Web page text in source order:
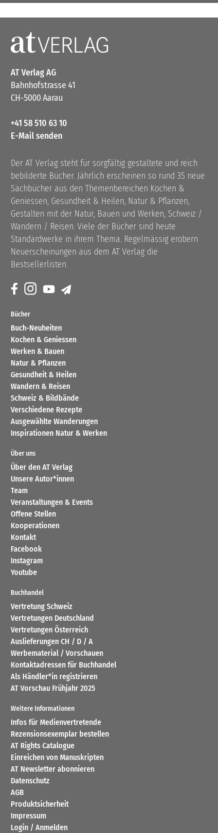
AT Verlag AG
Bahnhofstrasse 41
CH-5000 Aarau
+41 58 510 63 10
E-Mail senden
Der AT Verlag steht für sorgfältig gestaltete und reich
bebilderte Bücher. Jährlich erscheinen so rund 35 neue
Sachbücher aus den Themenbereichen Kochen &
Geniessen, Gesundheit & Heilen, Natur & Pflanzen,
Gestalten mit der Natur, Bauen und Werken, Schweiz /
Wandern / Reisen. Viele der Bücher sind heute
Standardwerke in ihrem Thema. Regelmässig erobern
Neuerscheinungen aus dem AT Verlag die
Bestsellerlisten.
Bücher
Buch-Neuheiten
Kochen & Geniessen
Werken & Bauen
Natur & Pflanzen
Gesundheit & Heilen
Wandern & Reisen
Schweiz & Bildbände
Verschiedene Rezepte
Ausgewählte Wanderungen
Inspirationen Natur & Werken
Über uns
Über den AT Verlag
Unsere Autor*innen
Team
Veranstaltungen & Events
Offene Stellen
Kooperationen
Kontakt
Facebook
Instagram
Youtube
Buchhandel
Vertretung Schweiz
Vertretungen Deutschland
Vertretungen Österreich
Auslieferungen CH / D / A
Werbematerial / Vorschauen
Kontaktadressen für Buchhandel
Als Händler*in registrieren
AT Vorschau Frühjahr 2025
Weitere Informationen
Infos für Medienvertretende
Rezensionsexemplar bestellen
AT Rights Catalogue
Einreichen von Manuskripten
AT Newsletter abonnieren
Datenschutz
AGB
Produktsicherheit
Impressum
Login / Anmelden